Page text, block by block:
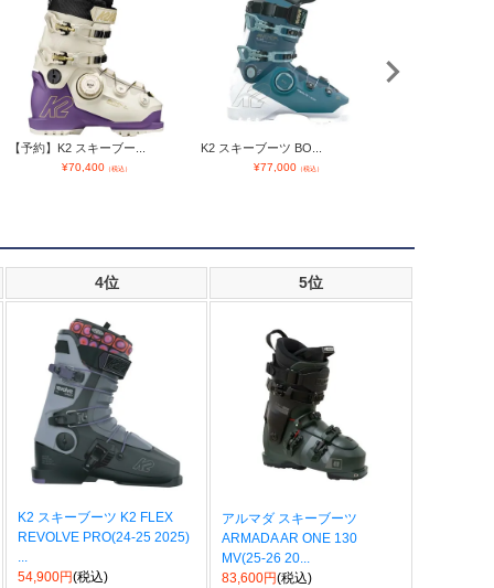
【予約】K2 スキーブー...
¥70,400（税込）
K2 スキーブーツ BO...
¥77,000（税込）
4位 5位
K2 スキーブーツ K2 FLEX
REVOLVE PRO(24-25 2025)
...
54,900円(税込)
アルマダ スキーブーツ
ARMADA AR ONE 130
MV(25-26 20...
83,600円(税込)